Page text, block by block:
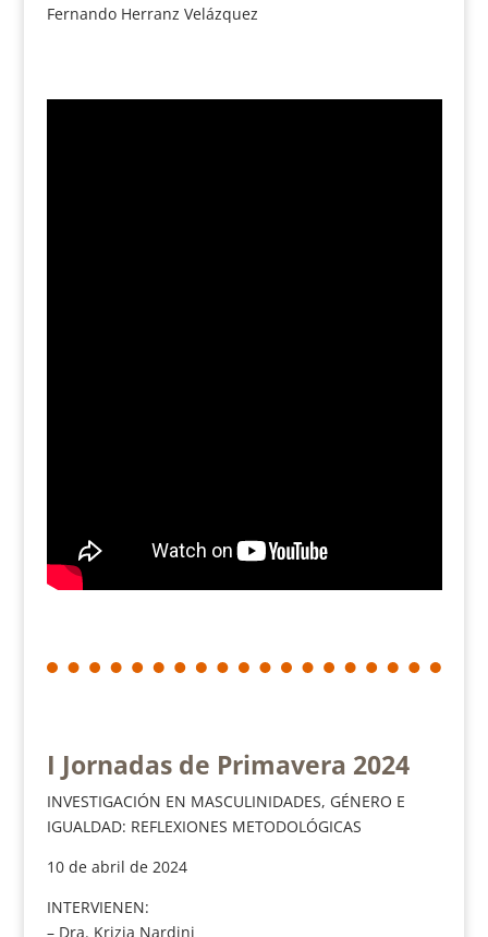
Fernando Herranz Velázquez
I Jornadas de Primavera 2024
INVESTIGACIÓN EN MASCULINIDADES, GÉNERO E
IGUALDAD: REFLEXIONES METODOLÓGICAS
10 de abril de 2024
INTERVIENEN:
– Dra. Krizia Nardini